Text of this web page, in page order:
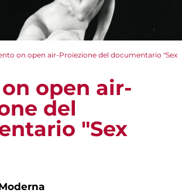
on open air-Proiezione del documentario "Sex
open air-
del
"Sex